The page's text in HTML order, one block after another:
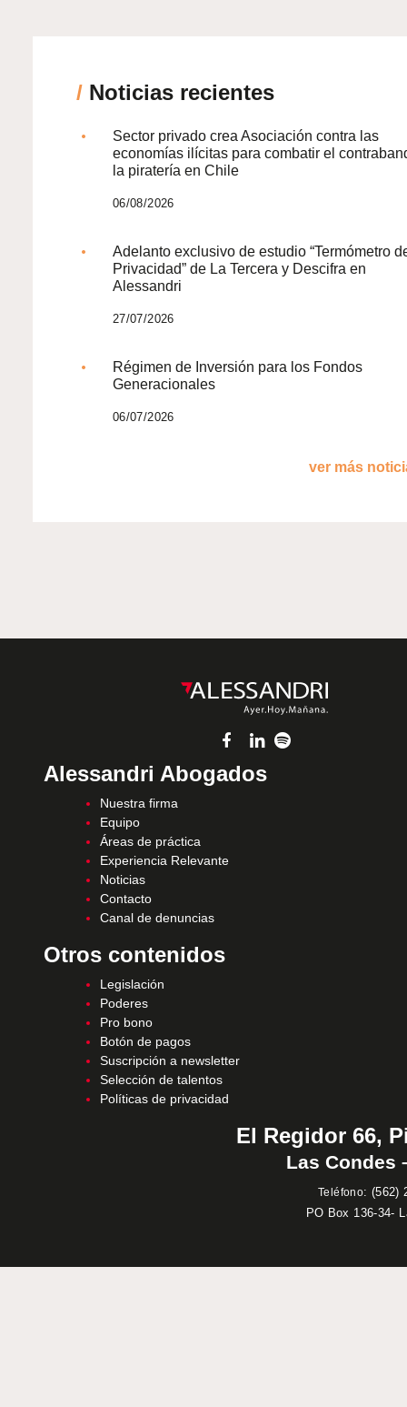
/ Noticias recientes
Sector privado crea Asociación contra las
economías ilícitas para combatir el
la piratería en Chile
06/08/2026
Adelanto exclusivo de estudio “Termómetro
Privacidad” de La Tercera y Descifra en
Alessandri
27/07/2026
Régimen de Inversión para los Fondos
Generacionales
06/07/2026
ver más
Alessandri Abogados
Nuestra firma
Equipo
Áreas de práctica
Experiencia Relevante
Noticias
Contacto
Canal de denuncias
Otros contenidos
Legislación
Poderes
Pro bono
Botón de pagos
Suscripción a newsletter
Selección de talentos
Políticas de privacidad
El Regidor 66,
Las Condes
Teléfono: (562)
PO Box 136-34-